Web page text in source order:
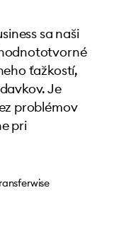
sa naši
ťažkostí,
Je
problémov
pri